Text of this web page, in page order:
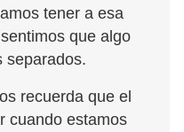
tener a esa
que algo
separados.
recuerda que el
cuando estamos